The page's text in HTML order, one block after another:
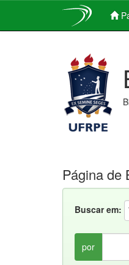
Página de
Buscar em:
por